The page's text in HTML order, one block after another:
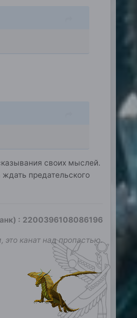
своих мыслей.
предательского
: 2200396108086196
канат над пропастью.